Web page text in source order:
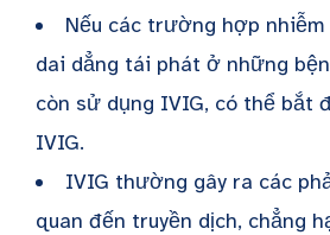
Nếu các trường hợp
dai dẳng tái phát ở những
còn sử dụng IVIG, có thể bắt
IVIG.
IVIG thường gây ra các
quan đến truyền dịch, chẳng